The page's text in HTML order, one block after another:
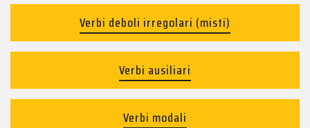
Verbi deboli irregolari (misti)
Verbi ausiliari
Verbi modali